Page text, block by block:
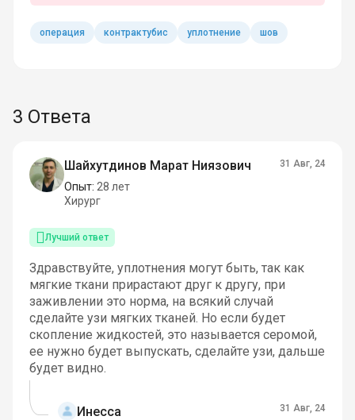
операция контрактубис уплотнение шов
3 Ответа
Шайхутдинов Марат Ниязович
Опыт: 28 лет
Хирург
31 Авг, 24
Лучший ответ
Здравствуйте, уплотнения могут быть, так как
мягкие ткани прирастают друг к другу, при
заживлении это норма, на всякий случай
сделайте узи мягких тканей. Но если будет
скопление жидкостей, это называется серомой,
ее нужно будет выпускать, сделайте узи, дальше
будет видно.
Инесса 31 Авг, 24